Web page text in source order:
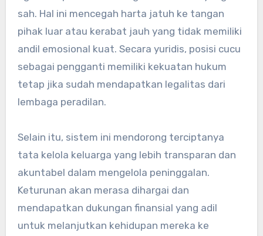
sah. Hal ini mencegah harta jatuh ke tangan
pihak luar atau kerabat jauh yang tidak memiliki
andil emosional kuat. Secara yuridis, posisi cucu
sebagai pengganti memiliki kekuatan hukum
tetap jika sudah mendapatkan legalitas dari
lembaga peradilan.
Selain itu, sistem ini mendorong terciptanya
tata kelola keluarga yang lebih transparan dan
akuntabel dalam mengelola peninggalan.
Keturunan akan merasa dihargai dan
mendapatkan dukungan finansial yang adil
untuk melanjutkan kehidupan mereka ke